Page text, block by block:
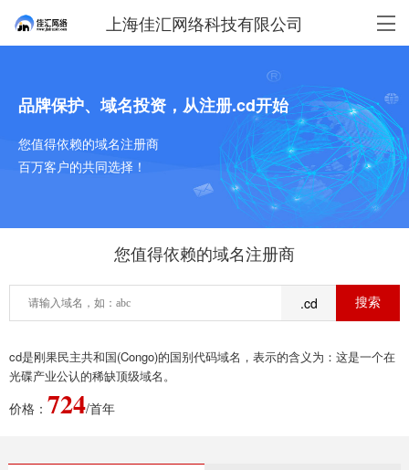
上海佳汇网络科技有限公司
品牌保护、域名投资，从注册.cd开始
您值得依赖的域名注册商
百万客户的共同选择！
您值得依赖的域名注册商
.cd
cd是刚果民主共和国(Congo)的国别代码域名，表示的含义为：这是一个在
光碟产业公认的稀缺顶级域名。
价格： 724/首年